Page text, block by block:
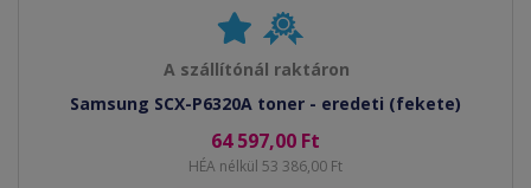
A szállítónál raktáron
Samsung SCX-P6320A toner - eredeti (fekete)
64 597,00 Ft
HÉA nélkül 53 386,00 Ft